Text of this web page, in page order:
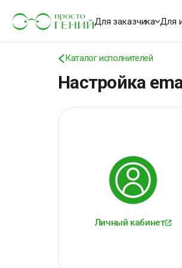
Для заказчика Для
Каталог исполнителей
Настройка
Личный кабинет